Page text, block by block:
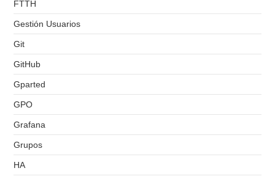
FTTH
Gestión Usuarios
Git
GitHub
Gparted
GPO
Grafana
Grupos
HA